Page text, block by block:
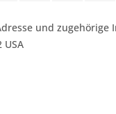
und
USA